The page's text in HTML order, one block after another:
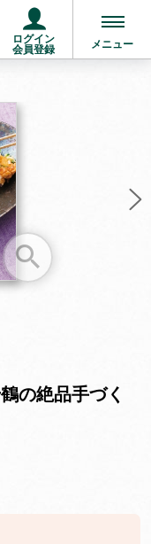
ログイン
会員登録
メニュー
の絶品手づく